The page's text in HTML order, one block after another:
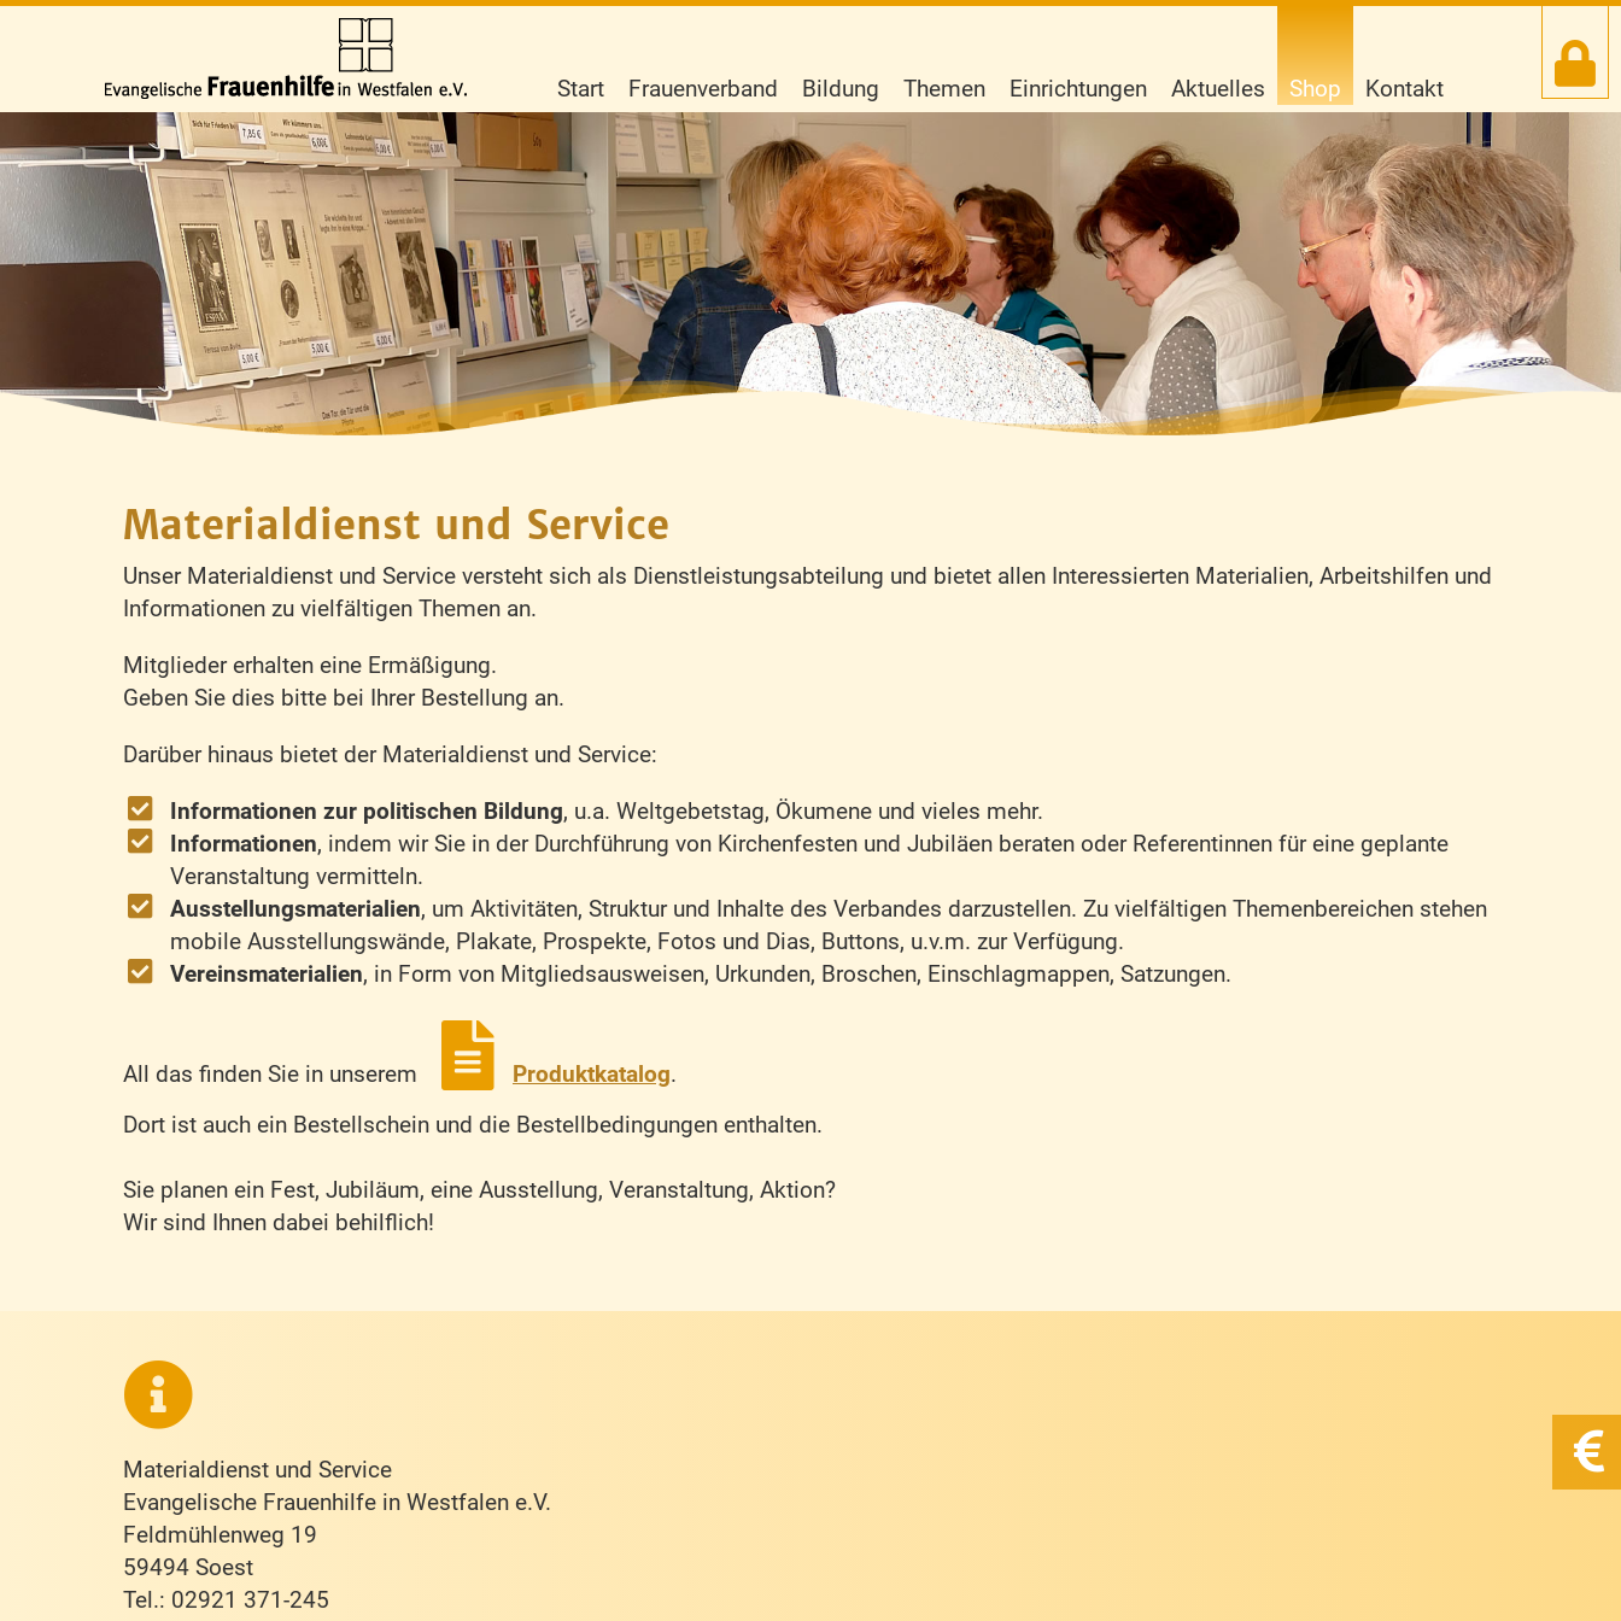
Start Frauenverband Bildung Themen Einrichtungen Aktuelles Shop Kontakt
Materialdienst und Service
Unser Materialdienst und Service versteht sich als Dienstleistungsabteilung und bietet allen Interessierten Materialien, Arbeitshilfen und
Informationen zu vielfältigen Themen an.
Mitglieder erhalten eine Ermäßigung.
Geben Sie dies bitte bei Ihrer Bestellung an.
Darüber hinaus bietet der Materialdienst und Service:
Informationen zur politischen Bildung, u.a. Weltgebetstag, Ökumene und vieles mehr.
Informationen, indem wir Sie in der Durchführung von Kirchenfesten und Jubiläen beraten oder Referentinnen für eine geplante
Veranstaltung vermitteln.
Ausstellungsmaterialien, um Aktivitäten, Struktur und Inhalte des Verbandes darzustellen. Zu vielfältigen Themenbereichen stehen
mobile Ausstellungswände, Plakate, Prospekte, Fotos und Dias, Buttons, u.v.m. zur Verfügung.
Vereinsmaterialien, in Form von Mitgliedsausweisen, Urkunden, Broschen, Einschlagmappen, Satzungen.
All das finden Sie in unserem Produktkatalog.
Dort ist auch ein Bestellschein und die Bestellbedingungen enthalten.
Sie planen ein Fest, Jubiläum, eine Ausstellung, Veranstaltung, Aktion?
Wir sind Ihnen dabei behilflich!
Materialdienst und Service
Evangelische Frauenhilfe in Westfalen e.V.
Feldmühlenweg 19
59494 Soest
Tel.: 02921 371-245